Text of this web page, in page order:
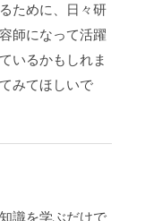
ために、日々研
師になって活躍
いるかもしれま
みてほしいで
識を学ぶだけで